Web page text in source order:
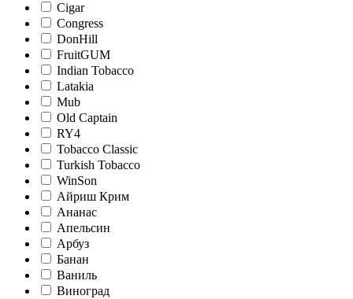
Cigar
Congress
DonHill
FruitGUM
Indian Tobacco
Latakia
Mub
Old Captain
RY4
Tobacco Classic
Turkish Tobacco
WinSon
Айриш Крим
Ананас
Апельсин
Арбуз
Банан
Ваниль
Виноград